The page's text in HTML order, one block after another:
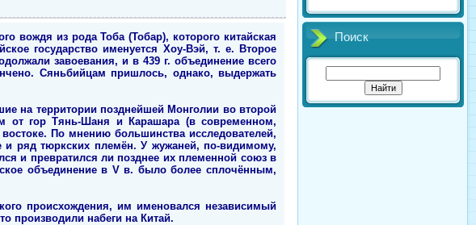
вождя из рода Тоба (Тобар), которого китайская
государство именуется Хоу-Вэй, т. е. Второе
завоевания, и в 439 г. объединение всего
Сяньбийцам пришлось, однако, выдержать
на территории позднейшей Монголии во второй
от гор Тянь-Шаня и Карашара (в современном,
По мнению большинства исследователей,
ряд тюркских племён. У жужаней, по-видимому,
и превратился ли позднее их племенной союз в
объединение в V в. было более сплочённым,
происхождения, им именовался независимый
производили набеги на Китай.
Поиск